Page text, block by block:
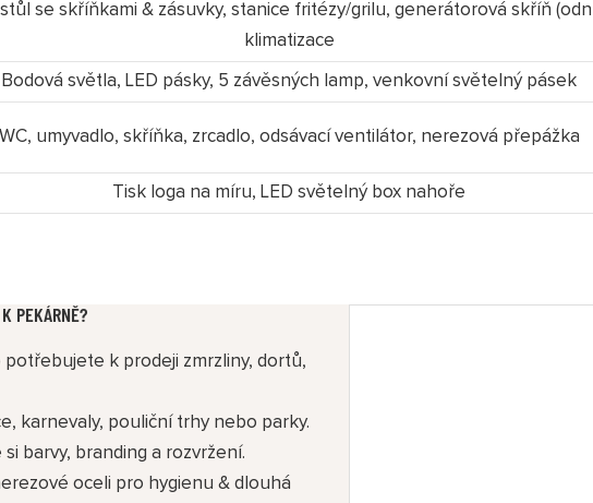
se skříňkami & zásuvky, stanice fritézy/grilu, generátorová skříň
klimatizace
Bodová světla, LED pásky, 5 závěsných lamp, venkovní světelný pásek
WC, umyvadlo, skříňka, zrcadlo, odsávací ventilátor, nerezová přepážka
Tisk loga na míru, LED světelný box nahoře
PEKÁRNĚ?
potřebujete k prodeji zmrzliny, dortů,
karnevaly, pouliční trhy nebo parky.
barvy, branding a rozvržení.
oceli pro hygienu & dlouhá